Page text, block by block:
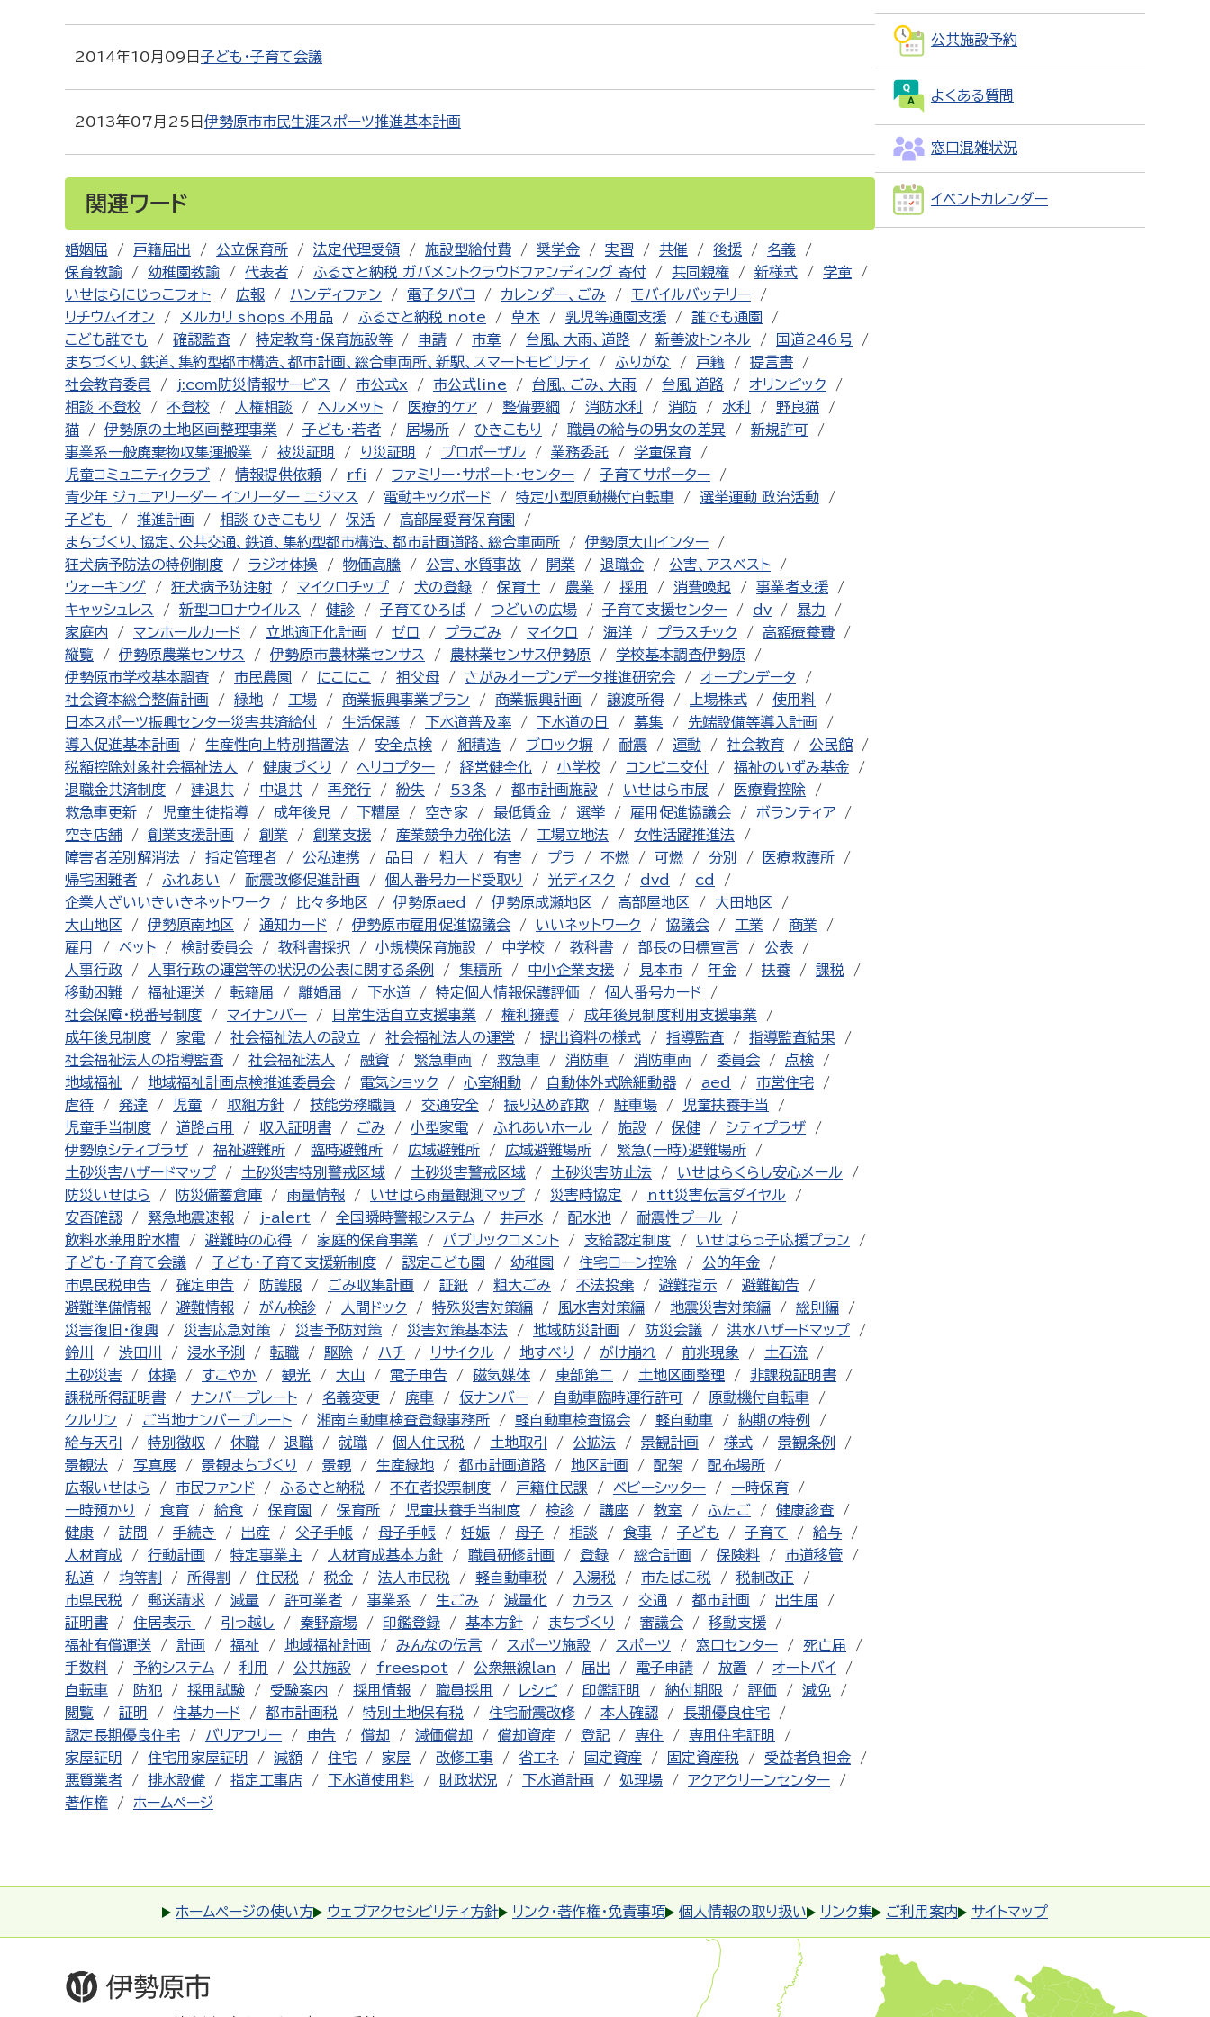
2014年10月09日 子ども・子育て会議
2013年07月25日 伊勢原市市民生涯スポーツ推進基本計画
関連ワード
婚姻届 戸籍届出 公立保育所 法定代理受領 施設型給付費 奨学金 実習 共催 後援
名義
保育教諭
幼稚園教諭 代表者 ふるさと納税 ガバメントクラウドファンディング 寄付 共同親権 新様式
学童
いせはらにじっこフォト
広報 ハンディファン 電子タバコ カレンダー、ごみ
モバイルバッテリー
リチウムイオン
メルカリ shops 不用品 ふるさと納税 note 草木 乳児等通園支援
誰でも通園
こども誰でも
確認監査 特定教育・保育施設等 申請 市章 台風、大雨、道路 新善波トンネル
国道246号
まちづくり、鉄道、集約型都市構造、都市計画、総合車両所、新駅、スマートモビリティ
ふりがな 戸籍
提言書
社会教育委員
j:com防災情報サービス 市公式x 市公式line 台風、ごみ、大雨 台風 道路
オリンピック
相談 不登校
不登校 人権相談 ヘルメット 医療的ケア 整備要綱 消防水利 消防 水利
野良猫
猫
伊勢原の土地区画整理事業 子ども・若者 居場所 ひきこもり 職員の給与の男女の差異
新規許可
事業系一般廃棄物収集運搬業
被災証明 り災証明 プロポーザル 業務委託
学童保育
児童コミュニティクラブ
情報提供依頼 rfi ファミリー・サポート・センター
子育てサポーター
青少年 ジュニアリーダー インリーダー ニジマス
電動キックボード 特定小型原動機付自転車
選挙運動 政治活動
子ども
推進計画 相談 ひきこもり 保活
高部屋愛育保育園
まちづくり、協定、公共交通、鉄道、集約型都市構造、都市計画道路、総合車両所
伊勢原大山インター
狂犬病予防法の特例制度
ラジオ体操 物価高騰 公害、水質事故 開業 退職金
公害、アスベスト
ウォーキング
狂犬病予防注射 マイクロチップ 犬の登録 保育士 農業 採用 消費喚起
事業者支援
キャッシュレス
新型コロナウイルス 健診 子育てひろば つどいの広場 子育て支援センター dv
暴力
家庭内
マンホールカード 立地適正化計画 ゼロ プラごみ マイクロ 海洋 プラスチック
高額療養費
縦覧
伊勢原農業センサス 伊勢原市農林業センサス 農林業センサス伊勢原
学校基本調査伊勢原
伊勢原市学校基本調査
市民農園 にこにこ 祖父母 さがみオープンデータ推進研究会
オープンデータ
社会資本総合整備計画
緑地 工場 商業振興事業プラン 商業振興計画 譲渡所得 上場株式
使用料
日本スポーツ振興センター災害共済給付
生活保護 下水道普及率 下水道の日 募集
先端設備等導入計画
導入促進基本計画
生産性向上特別措置法 安全点検 組積造 ブロック塀 耐震 運動 社会教育
公民館
税額控除対象社会福祉法人
健康づくり ヘリコプター 経営健全化 小学校 コンビニ交付
福祉のいずみ基金
退職金共済制度
建退共 中退共 再発行 紛失 53条 都市計画施設 いせはら市展
医療費控除
救急車更新
児童生徒指導 成年後見 下糟屋 空き家 最低賃金 選挙 雇用促進協議会
ボランティア
空き店舗
創業支援計画 創業 創業支援 産業競争力強化法 工場立地法
女性活躍推進法
障害者差別解消法
指定管理者 公私連携 品目 粗大 有害 プラ 不燃 可燃 分別
医療救護所
帰宅困難者
ふれあい 耐震改修促進計画 個人番号カード受取り 光ディスク dvd
cd
企業人ざいいきいきネットワーク
比々多地区 伊勢原aed 伊勢原成瀬地区 高部屋地区
大田地区
大山地区
伊勢原南地区 通知カード 伊勢原市雇用促進協議会 いいネットワーク 協議会 工業
商業
雇用
ペット 検討委員会 教科書採択 小規模保育施設 中学校 教科書 部長の目標宣言
公表
人事行政
人事行政の運営等の状況の公表に関する条例 集積所 中小企業支援 見本市 年金 扶養
課税
移動困難
福祉運送 転籍届 離婚届 下水道 特定個人情報保護評価
個人番号カード
社会保障・税番号制度
マイナンバー 日常生活自立支援事業 権利擁護
成年後見制度利用支援事業
成年後見制度
家電 社会福祉法人の設立 社会福祉法人の運営 提出資料の様式 指導監査
指導監査結果
社会福祉法人の指導監査
社会福祉法人 融資 緊急車両 救急車 消防車 消防車両 委員会
点検
地域福祉
地域福祉計画点検推進委員会 電気ショック 心室細動 自動体外式除細動器 aed
市営住宅
虐待
発達 児童 取組方針 技能労務職員 交通安全 振り込め詐欺 駐車場
児童扶養手当
児童手当制度
道路占用 収入証明書 ごみ 小型家電 ふれあいホール 施設 保健
シティプラザ
伊勢原シティプラザ
福祉避難所 臨時避難所 広域避難所 広域避難場所
緊急(一時)避難場所
土砂災害ハザードマップ
土砂災害特別警戒区域 土砂災害警戒区域 土砂災害防止法
いせはらくらし安心メール
防災いせはら
防災備蓄倉庫 雨量情報 いせはら雨量観測マップ 災害時協定
ntt災害伝言ダイヤル
安否確認
緊急地震速報 j-alert 全国瞬時警報システム 井戸水 配水池
耐震性プール
飲料水兼用貯水槽
避難時の心得 家庭的保育事業 パブリックコメント 支給認定制度
いせはらっ子応援プラン
子ども・子育て会議
子ども・子育て支援新制度 認定こども園 幼稚園 住宅ローン控除
公的年金
市県民税申告
確定申告 防護服 ごみ収集計画 証紙 粗大ごみ 不法投棄 避難指示
避難勧告
避難準備情報
避難情報 がん検診 人間ドック 特殊災害対策編 風水害対策編 地震災害対策編
総則編
災害復旧・復興
災害応急対策 災害予防対策 災害対策基本法 地域防災計画 防災会議
洪水ハザードマップ
鈴川
渋田川 浸水予測 転職 駆除 ハチ リサイクル 地すべり がけ崩れ 前兆現象
土石流
土砂災害
体操 すこやか 観光 大山 電子申告 磁気媒体 東部第二 土地区画整理
非課税証明書
課税所得証明書
ナンバープレート 名義変更 廃車 仮ナンバー 自動車臨時運行許可
原動機付自転車
クルリン
ご当地ナンバープレート 湘南自動車検査登録事務所 軽自動車検査協会 軽自動車
納期の特例
給与天引
特別徴収 休職 退職 就職 個人住民税 土地取引 公拡法 景観計画 様式
景観条例
景観法
写真展 景観まちづくり 景観 生産緑地 都市計画道路 地区計画 配架
配布場所
広報いせはら
市民ファンド ふるさと納税 不在者投票制度 戸籍住民課 ベビーシッター
一時保育
一時預かり
食育 給食 保育園 保育所 児童扶養手当制度 検診 講座 教室 ふたご
健康診査
健康
訪問 手続き 出産 父子手帳 母子手帳 妊娠 母子 相談 食事 子ども 子育て
給与
人材育成
行動計画 特定事業主 人材育成基本方針 職員研修計画 登録 総合計画 保険料
市道移管
私道
均等割 所得割 住民税 税金 法人市民税 軽自動車税 入湯税 市たばこ税
税制改正
市県民税
郵送請求 減量 許可業者 事業系 生ごみ 減量化 カラス 交通 都市計画
出生届
証明書
住居表示 引っ越し 秦野斎場 印鑑登録 基本方針 まちづくり 審議会
移動支援
福祉有償運送
計画 福祉 地域福祉計画 みんなの伝言 スポーツ施設 スポーツ 窓口センター
死亡届
手数料
予約システム 利用 公共施設 freespot 公衆無線lan 届出 電子申請 放置
オートバイ
自転車
防犯 採用試験 受験案内 採用情報 職員採用 レシピ 印鑑証明 納付期限 評価
減免
閲覧
証明 住基カード 都市計画税 特別土地保有税 住宅耐震改修 本人確認
長期優良住宅
認定長期優良住宅
バリアフリー 申告 償却 減価償却 償却資産 登記 専住
専用住宅証明
家屋証明
住宅用家屋証明 減額 住宅 家屋 改修工事 省エネ 固定資産 固定資産税
受益者負担金
悪質業者
排水設備 指定工事店 下水道使用料 財政状況 下水道計画 処理場
アクアクリーンセンター
著作権
ホームページ
公共施設予約
よくある質問
窓口混雑状況
イベントカレンダー
ホームページの使い方 ウェブアクセシビリティ方針 リンク・著作権・免責事項 個人情報の取り扱い リンク集 ご利用案内 サイトマップ